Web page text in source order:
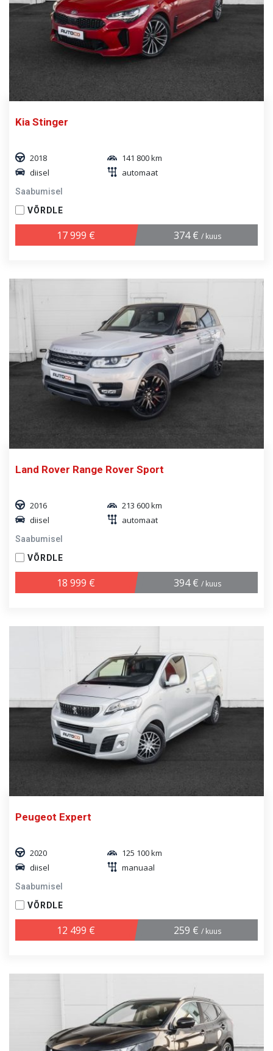
Kia Stinger
2018
141 800 km
diisel
automaat
Saabumisel
VÕRDLE
17 999 € 374 € / kuus
Land Rover Range Rover Sport
2016
213 600 km
diisel
automaat
Saabumisel
VÕRDLE
18 999 € 394 € / kuus
Peugeot Expert
2020
125 100 km
diisel
manuaal
Saabumisel
VÕRDLE
12 499 € 259 € / kuus